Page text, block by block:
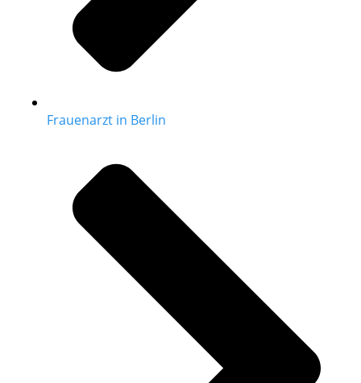
Frauenarzt in Berlin